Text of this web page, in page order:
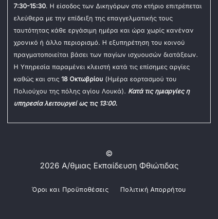
7:30-15:30. Η είσοδος των Δικηγόρων στο κτήριο επιτρέπεται
ελεύθερα με την επίδειξη της επαγγελματικής τους
ταυτότητας κάθε εργάσιμη ημέρα και ώρα χωρίς κανέναν
χρονικό ή άλλο περιορισμό. Η εξυπηρέτηση του κοινού
πραγματοποιείται βάσει των παγίων ισχυουσών διατάξεων.
Η Υπηρεσία παραμένει κλειστή κατά τις επίσημες αργίες
καθώς και στις 18 Οκτωβρίου (Ημέρα εορτασμού του
Πολιούχου της πόλης αγίου Λουκά). Κατά τις ημιαργίες η
υπηρεσία λειτουργεί ως τις 13:00.
©
2026 Α/θμιας Εκπαίδευση Φθιώτιδας
Όροι και Προϋποθέσεις Πολιτική Απορρήτου